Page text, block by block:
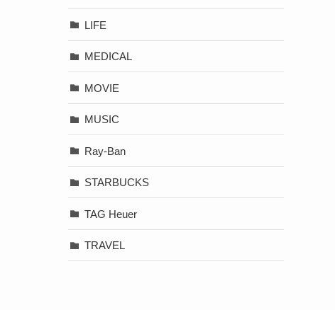
LIFE
MEDICAL
MOVIE
MUSIC
Ray-Ban
STARBUCKS
TAG Heuer
TRAVEL